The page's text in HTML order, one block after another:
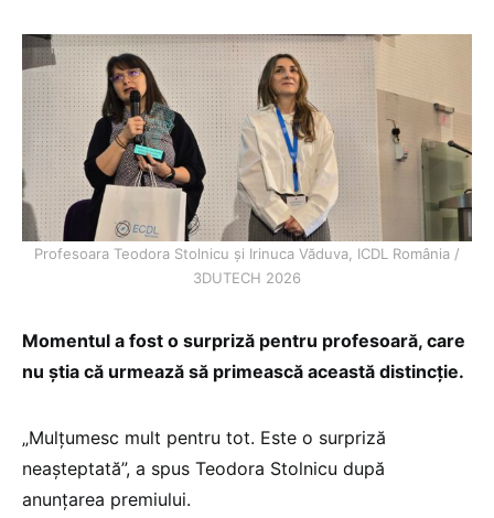
Profesoara Teodora Stolnicu și Irinuca Văduva, ICDL România /
3DUTECH 2026
Momentul a fost o surpriză pentru profesoară, care
nu știa că urmează să primească această distincție.
„Mulțumesc mult pentru tot. Este o surpriză
neașteptată”, a spus Teodora Stolnicu după
anunțarea premiului.